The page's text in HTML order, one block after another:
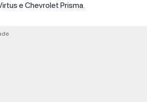
e Chevrolet Prisma.